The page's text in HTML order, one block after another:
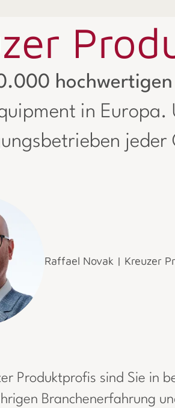
in Europa.
Raffael Novak | Kreuzer
Produktprofis sind Sie in
Branchenerfahrung